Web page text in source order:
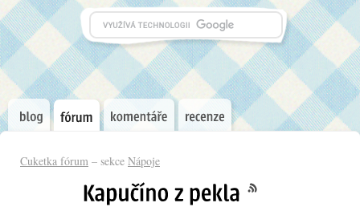
Cuketka fórum – sekce Nápoje